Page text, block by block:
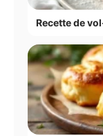
Recette de